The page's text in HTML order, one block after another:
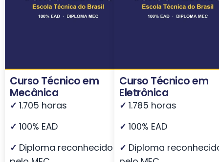
Curso Técnico em
Mecânica
✓ 1.705 horas
✓ 100% EAD
✓ Diploma reconhecido
Curso Técnico em
Eletrônica
✓ 1.785 horas
✓ 100% EAD
✓ Diploma